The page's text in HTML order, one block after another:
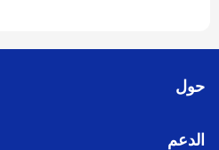
حول
الدعم